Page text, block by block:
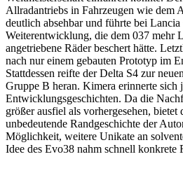
Allradantriebs in Fahrzeugen wie dem
deutlich absehbar und führte bei
Weiterentwicklung, die dem 037 mehr
angetriebene Räder beschert hätte.
nach nur einem gebauten Prototyp im
Stattdessen reifte der Delta S4 zur
Gruppe B heran. Kimera erinnerte sich
Entwicklungsgeschichten. Da die
größer ausfiel als vorhergesehen, bietet
unbedeutende Randgeschichte der
Möglichkeit, weitere Unikate an
Idee des Evo38 nahm schnell konkrete